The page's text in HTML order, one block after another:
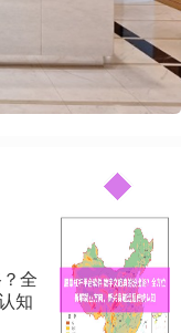
全
知